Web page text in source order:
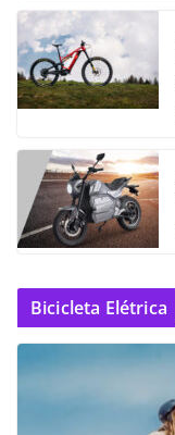
Bicicleta Elétrica